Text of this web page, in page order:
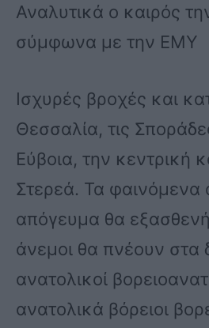
Αναλυτικά ο καιρός
σύμφωνα με την ΕΜΥ
Ισχυρές βροχές και
Θεσσαλία, τις
Εύβοια, την κεντρική
Στερεά. Τα φαινόμενα
απόγευμα θα
άνεμοι θα πνέουν στα
ανατολικοί
ανατολικά βόρειοι